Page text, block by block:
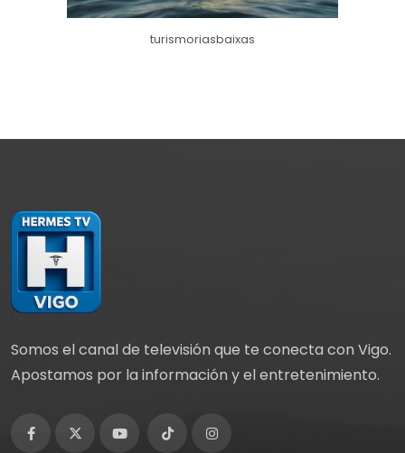
turismoriasbaixas
Somos el canal de televisión que te conecta con Vigo.
Apostamos por la información y el entretenimiento.